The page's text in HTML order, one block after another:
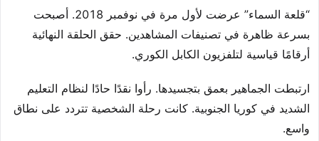
“قلعة السماء” عرضت لأول مرة في نوفمبر 2018. أصبحت
بسرعة ظاهرة في تصنيفات المشاهدين. حقق الحلقة النهائية
أرقامًا قياسية لتلفزيون الكابل الكوري.
ارتبطت الجماهير بعمق بتجسيدها. رأوا نقدًا حادًا لنظام التعليم
الشديد في كوريا الجنوبية. كانت رحلة الشخصية تتردد على نطاق
واسع.